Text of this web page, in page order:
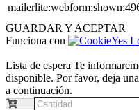
GUARDAR Y ACEPTAR
Funciona con
Lista de espera Te
disponible. Por favor, deja
a continuación.